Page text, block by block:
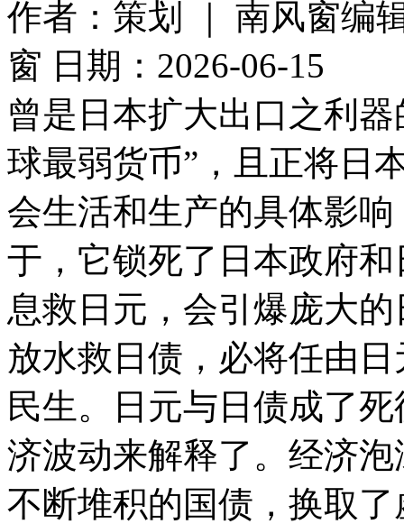
作者：策划 ｜ 南风窗编
窗 日期：2026-06-15
曾是日本扩大出口之利
球最弱货币”，且正将日
会生活和生产的具体影
于，它锁死了日本政府
息救日元，会引爆庞大
放水救日债，必将任由
民生。日元与日债成了
济波动来解释了。经济
不断堆积的国债，换取